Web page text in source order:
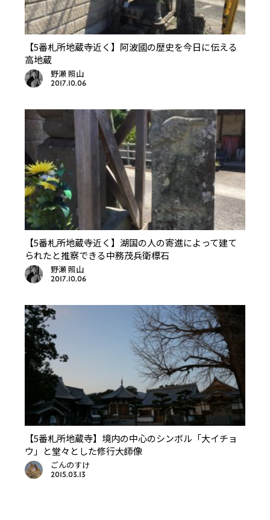
【5番札所地蔵寺近く】阿波國の歴史を今日に伝える
高地蔵
野瀬 照山
2017.10.06
【5番札所地蔵寺近く】湖国の人の寄進によって建て
られたと推察できる中務茂兵衛標石
野瀬 照山
2017.10.06
【5番札所地蔵寺】境内の中心のシンボル「大イチョ
ウ」と堂々とした修行大師像
ごんのすけ
2015.03.13